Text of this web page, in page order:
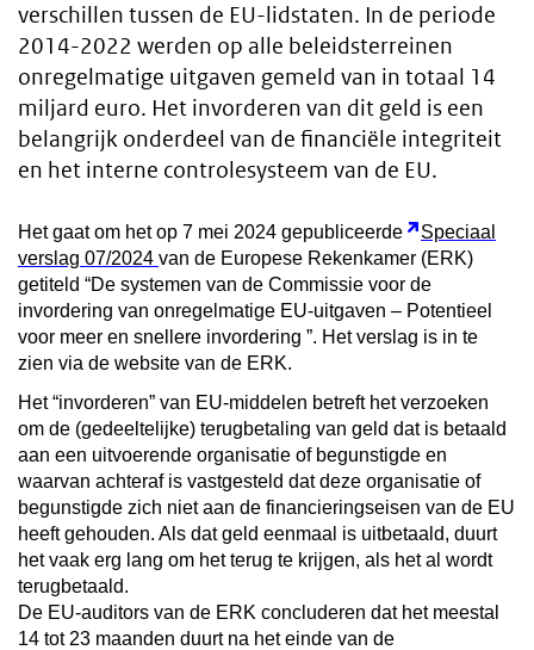
verschillen tussen de EU-lidstaten. In de periode
2014-2022 werden op alle beleidsterreinen
onregelmatige uitgaven gemeld van in totaal 14
miljard euro. Het invorderen van dit geld is een
belangrijk onderdeel van de financiële integriteit
en het interne controlesysteem van de EU.
Het gaat om het op 7 mei 2024 gepubliceerde
Speciaal
verslag 07/2024 van de Europese Rekenkamer (ERK)
getiteld “De systemen van de Commissie voor de
invordering van onregelmatige EU-uitgaven – Potentieel
voor meer en snellere invordering ”. Het verslag is in te
zien via de website van de ERK.
Het “invorderen” van EU-middelen betreft het verzoeken
om de (gedeeltelijke) terugbetaling van geld dat is betaald
aan een uitvoerende organisatie of begunstigde en
waarvan achteraf is vastgesteld dat deze organisatie of
begunstigde zich niet aan de financieringseisen van de EU
heeft gehouden. Als dat geld eenmaal is uitbetaald, duurt
het vaak erg lang om het terug te krijgen, als het al wordt
terugbetaald.
De EU-auditors van de ERK concluderen dat het meestal
14 tot 23 maanden duurt na het einde van de